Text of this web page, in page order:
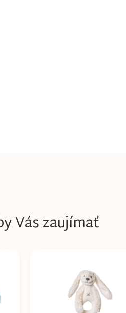
Vás zaujímať